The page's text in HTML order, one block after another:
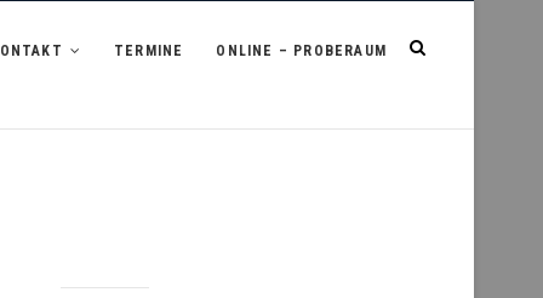
TERMINE ONLINE – PROBERAUM